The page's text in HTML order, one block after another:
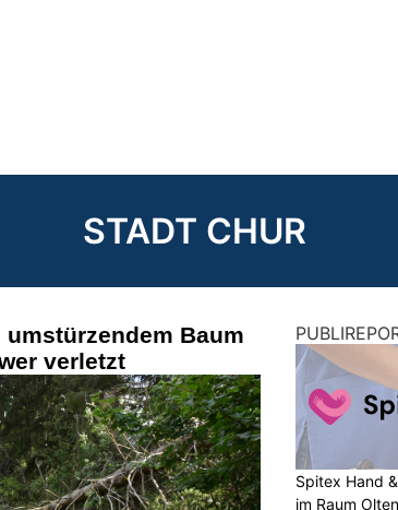
STADT CHUR
umstürzendem Baum
verletzt
Spitex Hand
im Raum